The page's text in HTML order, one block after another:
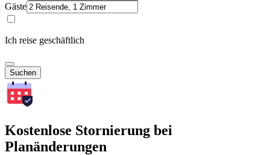
Gäste
Ich reise geschäftlich
Suchen
Kostenlose Stornierung bei
Planänderungen